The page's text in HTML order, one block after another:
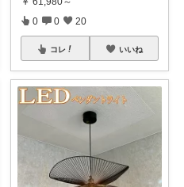
0 0 20
コレ いいね